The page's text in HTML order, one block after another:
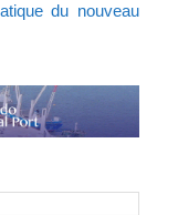
du nouveau